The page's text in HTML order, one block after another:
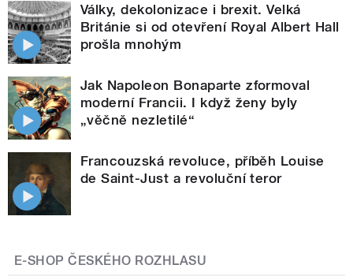
Války, dekolonizace i brexit. Velká
Británie si od otevření Royal Albert Hall
prošla mnohým
Jak Napoleon Bonaparte zformoval
moderní Francii. I když ženy byly
„věčně nezletilé“
Francouzská revoluce, příběh Louise
de Saint-Just a revoluční teror
E-SHOP ČESKÉHO ROZHLASU